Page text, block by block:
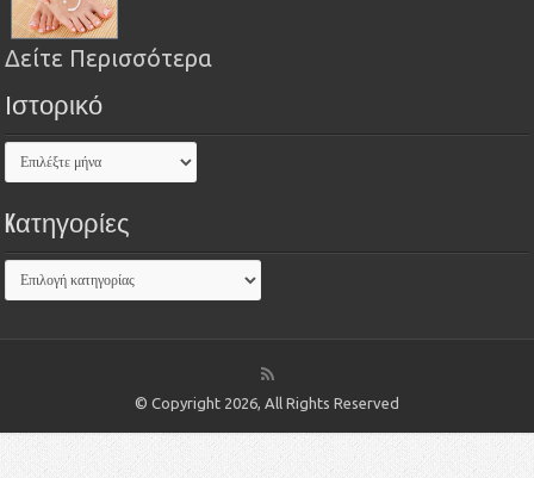
Δείτε Περισσότερα
Ιστορικό
Kατηγορίες
© Copyright 2026, All Rights Reserved